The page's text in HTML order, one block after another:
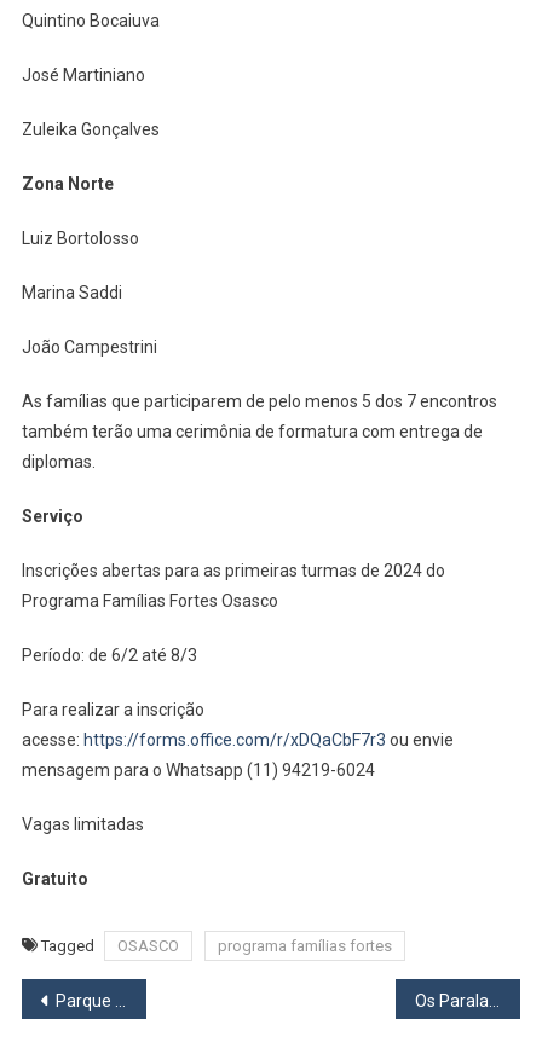
Quintino Bocaiuva
José Martiniano
Zuleika Gonçalves
Zona Norte
Luiz Bortolosso
Marina Saddi
João Campestrini
As famílias que participarem de pelo menos 5 dos 7 encontros
também terão uma cerimônia de formatura com entrega de
diplomas.
Serviço
Inscrições abertas para as primeiras turmas de 2024 do
Programa Famílias Fortes Osasco
Período: de 6/2 até 8/3
Para realizar a inscrição
acesse: https://forms.office.com/r/xDQaCbF7r3 ou envie
mensagem para o Whatsapp (11) 94219-6024
Vagas limitadas
Gratuito
Tagged OSASCO programa famílias fortes
Navegação
Parque Viana ganhará maternal e campo de futebol com área de lazer